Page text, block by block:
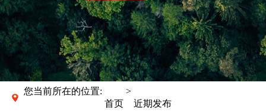
您当前所在的位置: 首页 > 近期发布